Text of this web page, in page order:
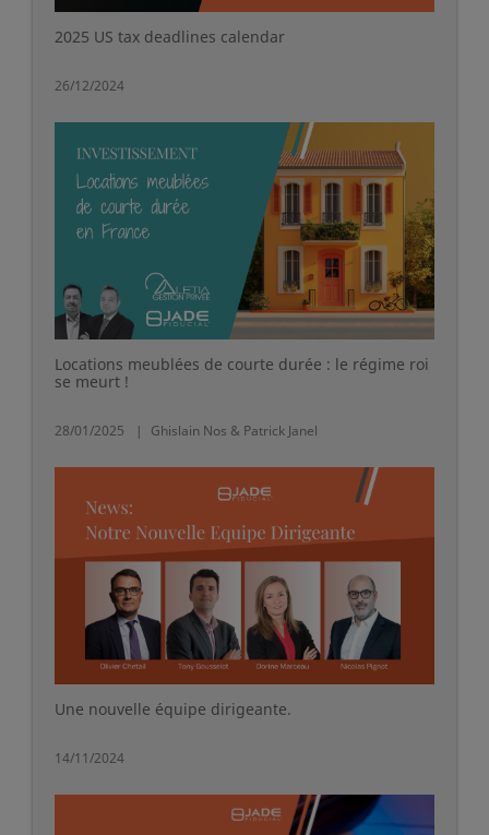
2025 US tax deadlines calendar
26/12/2024
Locations meublées de courte durée : le régime roi
se meurt !
28/01/2025 Ghislain Nos & Patrick Janel
Une nouvelle équipe dirigeante.
14/11/2024